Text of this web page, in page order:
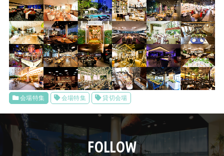
会場特集 会場特集 貸切会場
FOLLOW